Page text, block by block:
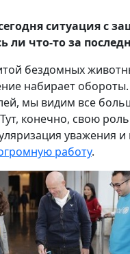
ситуация с
что-то за
бездомных
набирает обороты.
мы видим все
конечно, свою
уважения
работу.